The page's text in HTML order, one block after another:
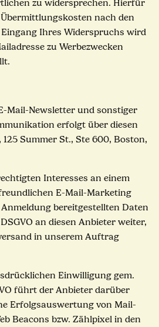
zu widersprechen. Hierfür
nach den
Ihres Widerspruchs wird
zu Werbezwecken
Mail-Newsletter und sonstiger
erfolgt über diesen
Summer St., Ste 600, Boston,
Interesses an einem
E-Mail-Marketing
bereitgestellten Daten
an diesen Anbieter weiter,
in unserem Auftrag
Einwilligung gem.
führt der Anbieter darüber
Erfolgsauswertung von Mail-
Beacons bzw. Zählpixel in den